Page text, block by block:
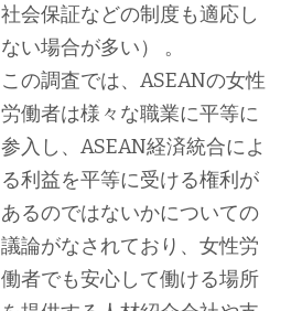
社会保証などの制度も適応し
ない場合が多い） 。
この調査では、ASEANの女性
労働者は様々な職業に平等に
参入し、ASEAN経済統合によ
る利益を平等に受ける権利が
あるのではないかについての
議論がなされており、女性労
働者でも安心して働ける場所